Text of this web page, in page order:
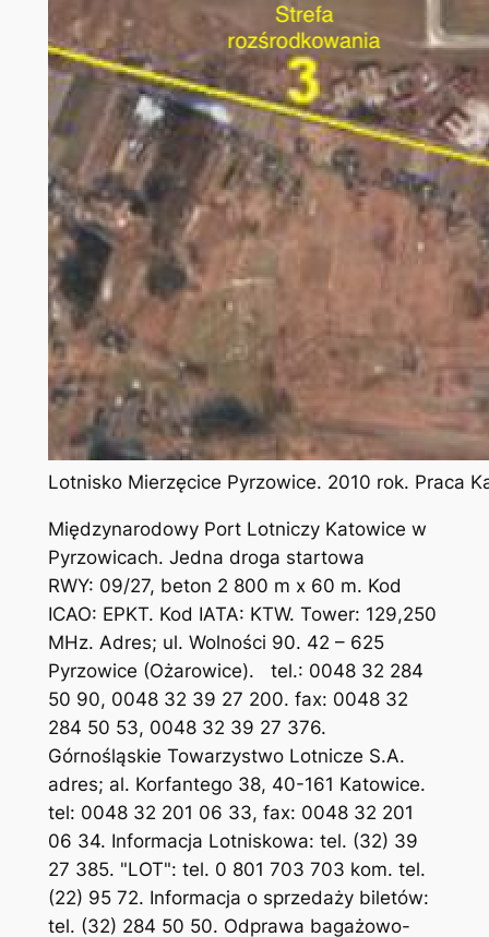
Lotnisko Mierzęcice Pyrzowice. 2010 rok. Praca
Międzynarodowy Port Lotniczy Katowice w
Pyrzowicach. Jedna droga startowa
RWY: 09/27, beton 2 800 m x 60 m. Kod
ICAO: EPKT. Kod IATA: KTW. Tower: 129,250
MHz. Adres; ul. Wolności 90. 42 – 625
Pyrzowice (Ożarowice). tel.: 0048 32 284
50 90, 0048 32 39 27 200. fax: 0048 32
284 50 53, 0048 32 39 27 376.
Górnośląskie Towarzystwo Lotnicze S.A.
adres; al. Korfantego 38, 40-161 Katowice.
tel: 0048 32 201 06 33, fax: 0048 32 201
06 34. Informacja Lotniskowa: tel. (32) 39
27 385. "LOT": tel. 0 801 703 703 kom. tel.
(22) 95 72. Informacja o sprzedaży biletów:
tel. (32) 284 50 50. Odprawa bagażowo-